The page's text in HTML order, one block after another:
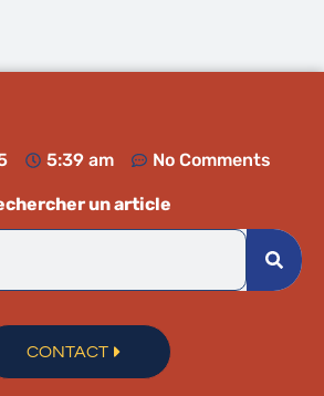
5:39 am No Comments
un article
CONTACT